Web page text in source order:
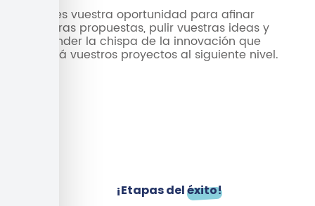
Esta es vuestra oportunidad para afinar
vuestras propuestas, pulir vuestras ideas y
encender la chispa de la innovación que
llevará vuestros proyectos al siguiente nivel.
¡Etapas deléxito!